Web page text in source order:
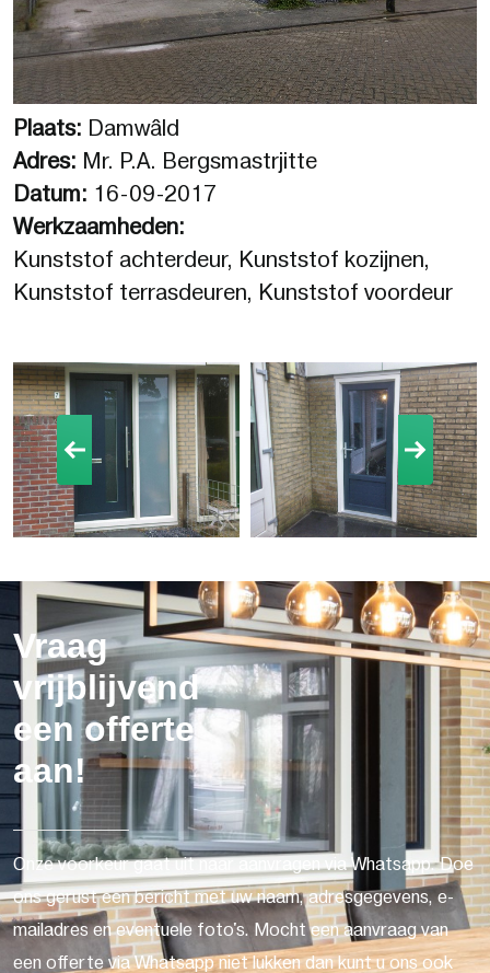
Plaats: Damwâld
Adres: Mr. P.A. Bergsmastrjitte
Datum: 16-09-2017
Werkzaamheden:
Kunststof achterdeur, Kunststof kozijnen,
Kunststof terrasdeuren, Kunststof voordeur
Vraag
vrijblijvend
een offerte
aan!
Onze voorkeur gaat uit naar aanvragen via Whatsapp. Doe
ons gerust een bericht met uw naam, adresgegevens, e-
mailadres en eventuele foto's. Mocht een aanvraag van
een offerte via Whatsapp niet lukken dan kunt u ons ook